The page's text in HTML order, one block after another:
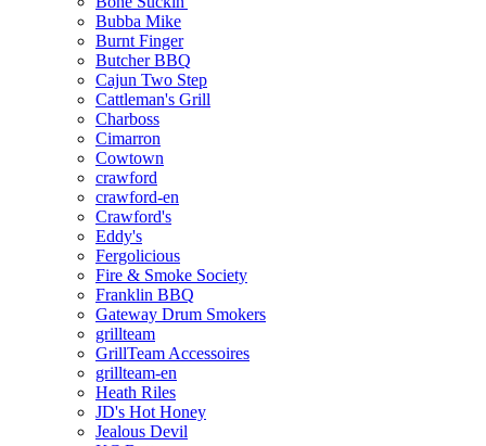
Bubba Mike
Burnt Finger
Butcher BBQ
Cajun Two Step
Cattleman's Grill
Charboss
Cimarron
Cowtown
crawford
crawford-en
Crawford's
Eddy's
Fergolicious
Fire & Smoke Society
Franklin BBQ
Gateway Drum Smokers
grillteam
GrillTeam Accessoires
grillteam-en
Heath Riles
JD's Hot Honey
Jealous Devil